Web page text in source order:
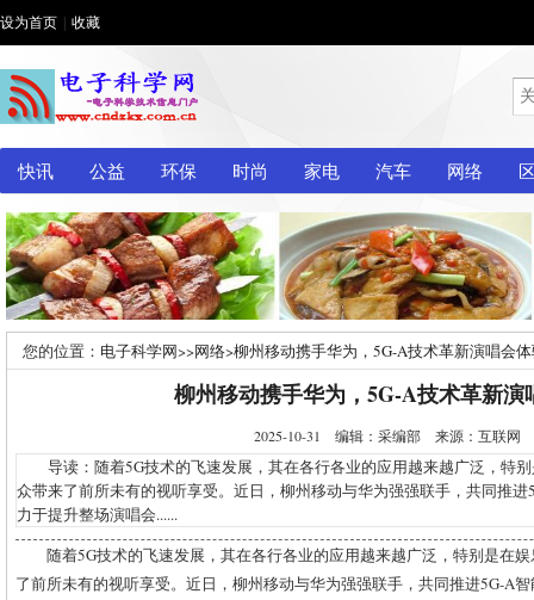
设为首页 收藏
快讯 公益 环保 时尚 家电 汽车 网络
您的位置： 电子科学网>>网络>柳州移动携手华为，5G-A技术革新演唱会
柳州移动携手华为，5G-A技术革新演
2025-10-31 编辑：采编部 来源：互联网
导读：随着5G技术的飞速发展，其在各行各业的应用越来越广泛，特别
众带来了前所未有的视听享受。近日，柳州移动与华为强强联手，共同推
力于提升整场演唱会......
随着5G技术的飞速发展，其在各行各业的应用越来越广泛，特别是在
了前所未有的视听享受。近日，柳州移动与华为强强联手，共同推进5G-A